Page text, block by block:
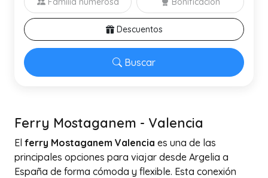
Buscar
Descuentos
Ferry Mostaganem - Valencia
El ferry Mostaganem Valencia es una de las
principales opciones para viajar desde Argelia a
España de forma cómoda y flexible. Esta conexión